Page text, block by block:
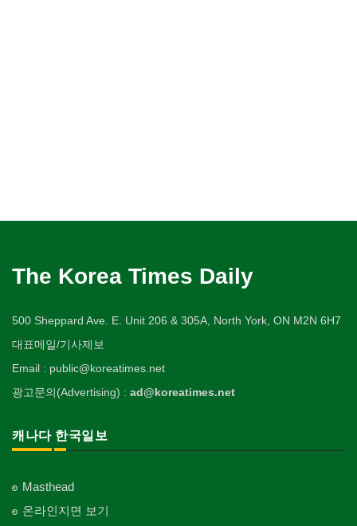
The Korea Times Daily
500 Sheppard Ave. E. Unit 206 & 305A, North York, ON M2N 6H7
대표메일/기사제보
Email : public@koreatimes.net
광고문의(Advertising) : ad@koreatimes.net
캐나다 한국일보
Masthead
온라인지면 보기